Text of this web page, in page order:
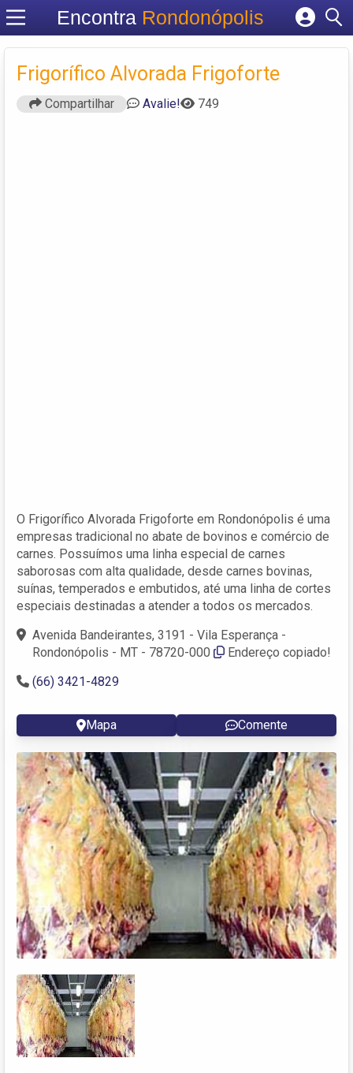
Encontra Rondonópolis
Cadastrar empresa
Criar conta
Frigorífico Alvorada Frigoforte
Compartilhar Avalie! 749
O Frigorífico Alvorada Frigoforte em Rondonópolis é uma
empresas tradicional no abate de bovinos e comércio de
carnes. Possuímos uma linha especial de carnes
saborosas com alta qualidade, desde carnes bovinas,
suínas, temperados e embutidos, até uma linha de cortes
especiais destinadas a atender a todos os mercados.
Avenida Bandeirantes, 3191 - Vila Esperança -
Rondonópolis - MT - 78720-000
Endereço copiado!
(66) 3421-4829
Mapa Comente